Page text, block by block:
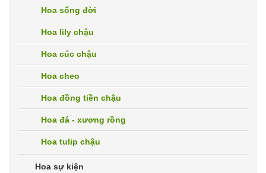
Hoa sống đời
Hoa lily chậu
Hoa cúc chậu
Hoa cheo
Hoa đồng tiền chậu
Hoa đá - xương rồng
Hoa tulip chậu
Hoa sự kiện